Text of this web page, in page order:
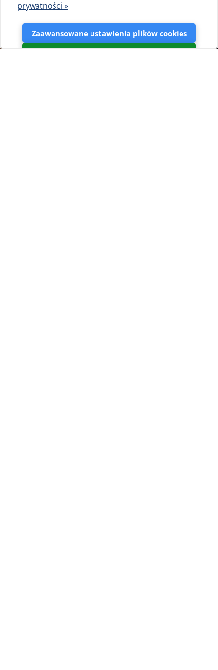
prywatności »
Zaawansowane ustawienia plików cookies